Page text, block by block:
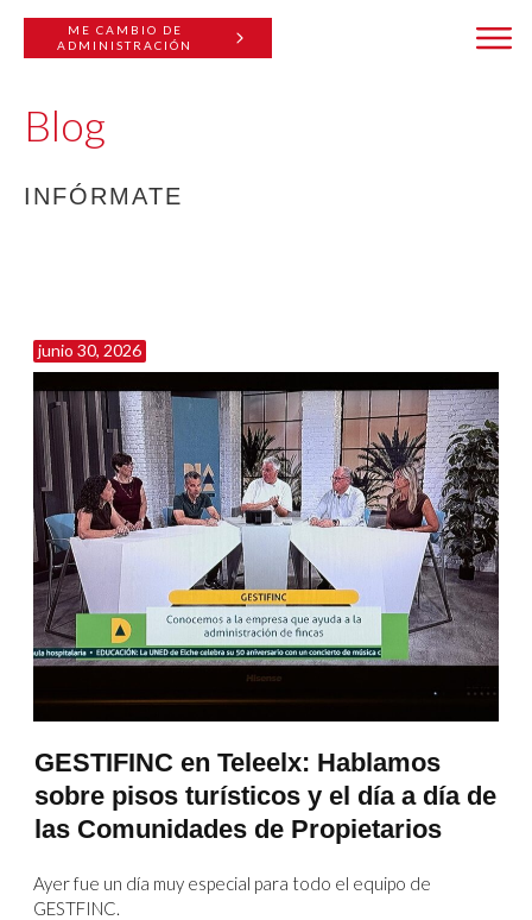
ME CAMBIO DE
ADMINISTRACIÓN
Blog
INFÓRMATE
junio 30, 2026
GESTIFINC en Teleelx: Hablamos
sobre pisos turísticos y el día a día de
las Comunidades de Propietarios
Ayer fue un día muy especial para todo el equipo de
GESTFINC.